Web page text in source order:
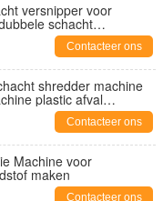
versnipper voor
schacht
Contacteer ons
shredder machine
plastic afval
Contacteer ons
Machine voor
maken
Contacteer ons